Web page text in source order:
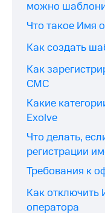
можно
Что такое Имя
Как создать
Как
СМС
Какие
Exolve
Что делать,
регистрации
Требования к
Как отключить
оператора